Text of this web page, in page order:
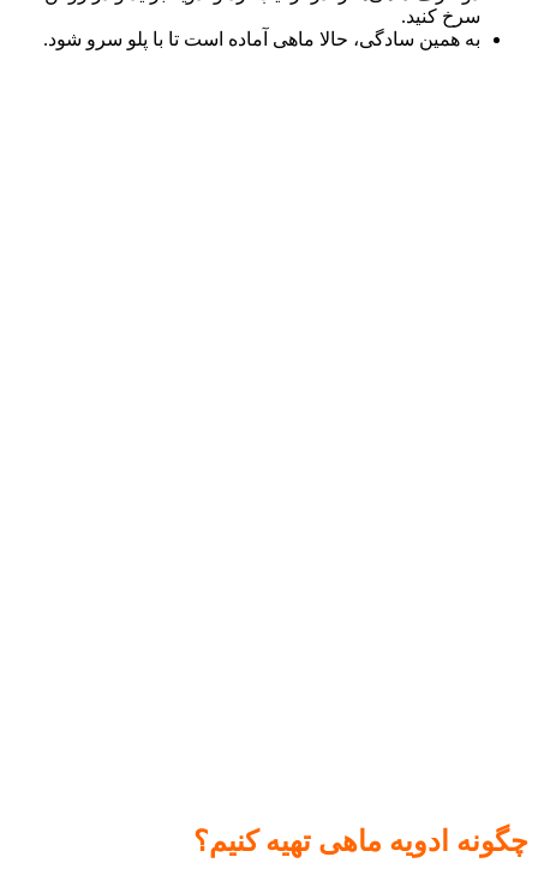
سرخ کنید.
به همین سادگی، حالا ماهی آماده است تا با پلو سرو شود.
چگونه ادویه ماهی تهیه کنیم؟